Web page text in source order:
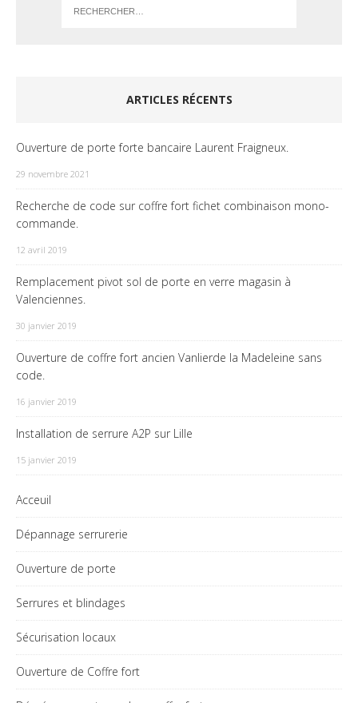
ARTICLES RÉCENTS
Ouverture de porte forte bancaire Laurent Fraigneux.
29 novembre 2021
Recherche de code sur coffre fort fichet combinaison mono-
commande.
12 avril 2019
Remplacement pivot sol de porte en verre magasin à
Valenciennes.
30 janvier 2019
Ouverture de coffre fort ancien Vanlierde la Madeleine sans
code.
16 janvier 2019
Installation de serrure A2P sur Lille
15 janvier 2019
Acceuil
Dépannage serrurerie
Ouverture de porte
Serrures et blindages
Sécurisation locaux
Ouverture de Coffre fort